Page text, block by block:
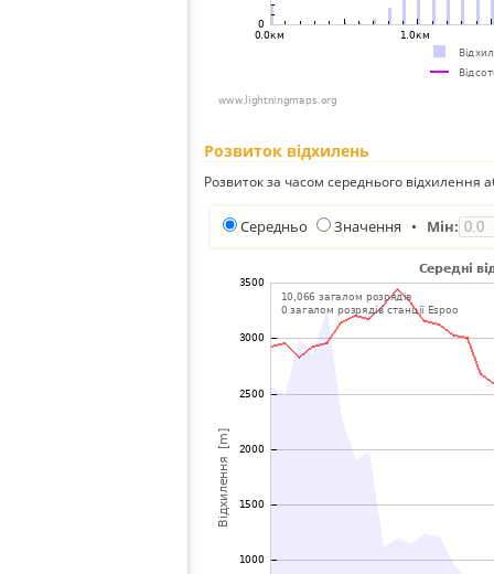
Розвиток відхилень
Розвиток за часом середнього відхилення
Середньо Значення • Мін: